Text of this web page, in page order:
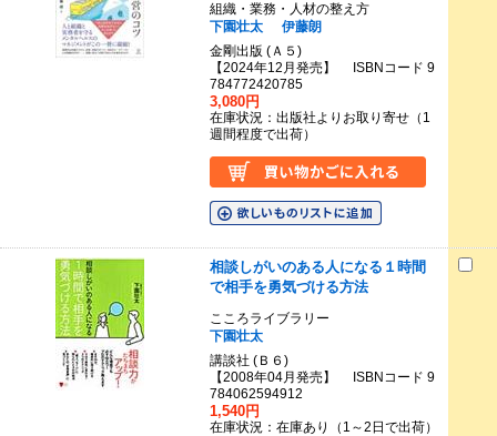
組織・業務・人材の整え方
下園壮太
伊藤朗
金剛出版 (Ａ５)
【2024年12月発売】 ISBNコード 9
784772420785
3,080円
在庫状況：出版社よりお取り寄せ（1
週間程度で出荷）
相談しがいのある人になる１時間
で相手を勇気づける方法
こころライブラリー
下園壮太
講談社 (Ｂ６)
【2008年04月発売】 ISBNコード 9
784062594912
1,540円
在庫状況：在庫あり（1～2日で出荷）